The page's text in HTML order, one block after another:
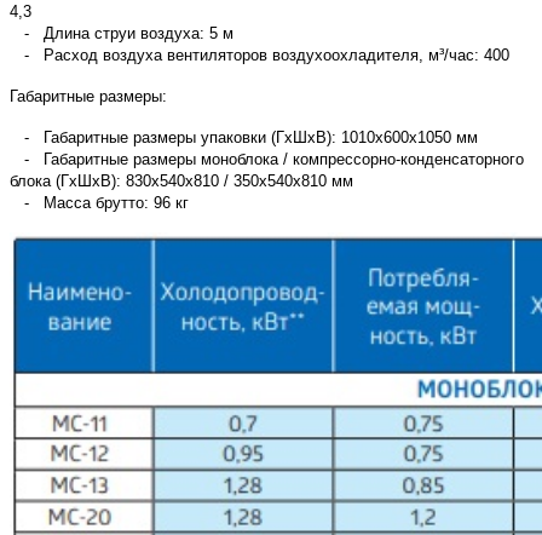
4,3
- Длина струи воздуха: 5 м
- Расход воздуха вентиляторов воздухоохладителя, м³/час: 400
Габаритные размеры:
- Габаритные размеры упаковки (ГхШхВ): 1010х600х1050 мм
- Габаритные размеры моноблока / компрессорно-конденсаторного
блока (ГхШхВ): 830х540х810 / 350х540х810 мм
- Масса брутто: 96 кг